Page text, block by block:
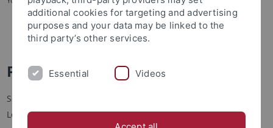
Praktikum Betriebssysteme
Praktikum Betriebssysteme
Softwaretechnische Umsetzung und Anwendung der
Lerninhalte des Moduls Betriebssysteme.
additional cookies for targeting and advertising
purposes and your data may be linked to the
third party’s other services.
Essential Videos